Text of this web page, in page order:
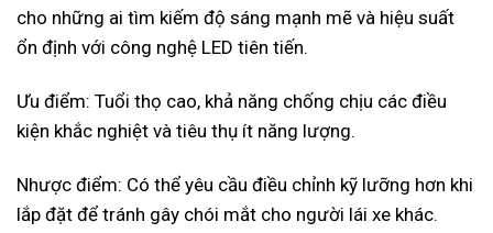
cho những ai tìm kiếm độ sáng mạnh mẽ và hiệu suất
ổn định với công nghệ LED tiên tiến.
Ưu điểm: Tuổi thọ cao, khả năng chống chịu các điều
kiện khắc nghiệt và tiêu thụ ít năng lượng.
Nhược điểm: Có thể yêu cầu điều chỉnh kỹ lưỡng hơn khi
lắp đặt để tránh gây chói mắt cho người lái xe khác.